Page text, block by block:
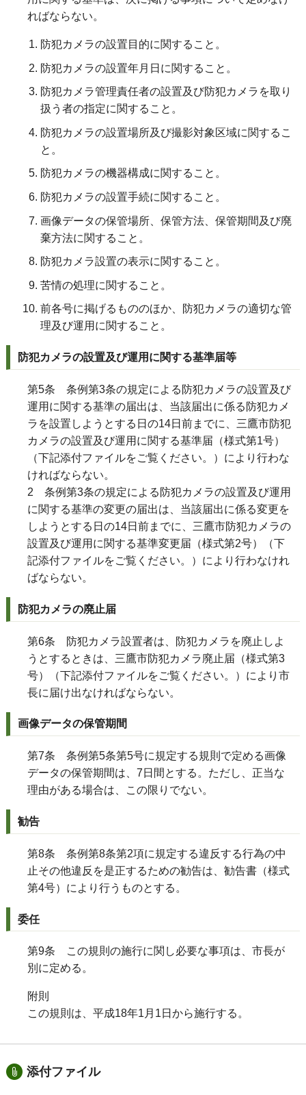
ればならない。
防犯カメラの設置目的に関すること。
防犯カメラの設置年月日に関すること。
防犯カメラ管理責任者の設置及び防犯カメラを取り
扱う者の指定に関すること。
防犯カメラの設置場所及び撮影対象区域に関するこ
と。
防犯カメラの機器構成に関すること。
防犯カメラの設置手続に関すること。
画像データの保管場所、保管方法、保管期間及び廃
棄方法に関すること。
防犯カメラ設置の表示に関すること。
苦情の処理に関すること。
前各号に掲げるもののほか、防犯カメラの適切な管
理及び運用に関すること。
防犯カメラの設置及び運用に関する基準届等
第5条 条例第3条の規定による防犯カメラの設置及び
運用に関する基準の届出は、当該届出に係る防犯カメ
ラを設置しようとする日の14日前までに、三鷹市防犯
カメラの設置及び運用に関する基準届（様式第1号）
（下記添付ファイルをご覧ください。）により行わな
ければならない。
2 条例第3条の規定による防犯カメラの設置及び運用
に関する基準の変更の届出は、当該届出に係る変更を
しようとする日の14日前までに、三鷹市防犯カメラの
設置及び運用に関する基準変更届（様式第2号）（下
記添付ファイルをご覧ください。）により行わなけれ
ばならない。
防犯カメラの廃止届
第6条 防犯カメラ設置者は、防犯カメラを廃止しよ
うとするときは、三鷹市防犯カメラ廃止届（様式第3
号）（下記添付ファイルをご覧ください。）により市
長に届け出なければならない。
画像データの保管期間
第7条 条例第5条第5号に規定する規則で定める画像
データの保管期間は、7日間とする。ただし、正当な
理由がある場合は、この限りでない。
勧告
第8条 条例第8条第2項に規定する違反する行為の中
止その他違反を是正するための勧告は、勧告書（様式
第4号）により行うものとする。
委任
第9条 この規則の施行に関し必要な事項は、市長が
別に定める。
附則
この規則は、平成18年1月1日から施行する。
添付ファイル